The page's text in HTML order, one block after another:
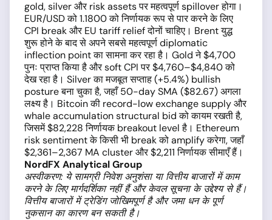
gold, silver और risk assets पर महत्वपूर्ण spillover होगा।
EUR/USD को 1.1800 को निर्णायक रूप से पार करने के लिए
CPI break और EU tariff relief दोनों चाहिए। Brent युद्ध
शुरू होने के बाद से अपने सबसे महत्वपूर्ण diplomatic
inflection point का सामना कर रहा है। Gold ने $4,700
पुनः प्राप्त किया है और soft CPI पर $4,760–$4,840 को
देख रहा है। Silver का मजबूत सप्ताह (+5.4%) bullish
posture बना चुका है, जहाँ 50-day SMA ($82.67) अगला
लक्ष्य है। Bitcoin की record-low exchange supply और
whale accumulation structural bid को कायम रखती है,
जिसमें $82,228 निर्णायक breakout level है। Ethereum
risk sentiment के किसी भी break को amplify करेगा, जहाँ
$2,361–2,367 MA cluster और $2,211 निर्णायक सीमाएँ हैं।
NordFX Analytical Group
अस्वीकरण: ये सामग्री निवेश अनुशंसा या वित्तीय बाजारों में काम
करने के लिए मार्गदर्शिका नहीं हैं और केवल सूचना के उद्देश्य से हैं।
वित्तीय बाजारों में ट्रेडिंग जोखिमपूर्ण है और जमा धन के पूर्ण
नुकसान का कारण बन सकती है।